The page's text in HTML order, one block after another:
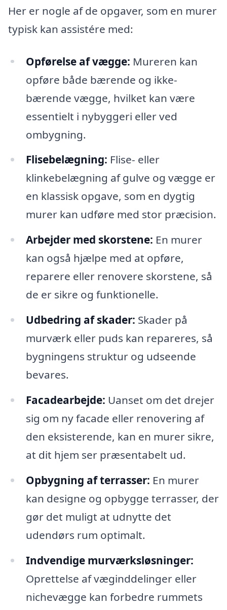
Her er nogle af de opgaver, som en murer
typisk kan assistére med:
Opførelse af vægge: Mureren kan
opføre både bærende og ikke-
bærende vægge, hvilket kan være
essentielt i nybyggeri eller ved
ombygning.
Flisebelægning: Flise- eller
klinkebelægning af gulve og vægge er
en klassisk opgave, som en dygtig
murer kan udføre med stor præcision.
Arbejder med skorstene: En murer
kan også hjælpe med at opføre,
reparere eller renovere skorstene, så
de er sikre og funktionelle.
Udbedring af skader: Skader på
murværk eller puds kan repareres, så
bygningens struktur og udseende
bevares.
Facadearbejde: Uanset om det drejer
sig om ny facade eller renovering af
den eksisterende, kan en murer sikre,
at dit hjem ser præsentabelt ud.
Opbygning af terrasser: En murer
kan designe og opbygge terrasser, der
gør det muligt at udnytte det
udendørs rum optimalt.
Indvendige murværksløsninger:
Oprettelse af væginddelinger eller
nichevægge kan forbedre rummets